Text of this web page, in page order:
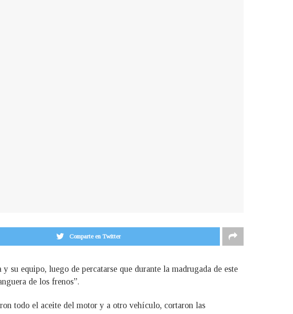
Comparte en Twitter
equipo, luego de percatarse que durante la madrugada de este
de los frenos”.
todo el aceite del motor y a otro vehículo, cortaron las